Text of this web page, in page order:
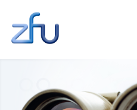
Zentralstelle für